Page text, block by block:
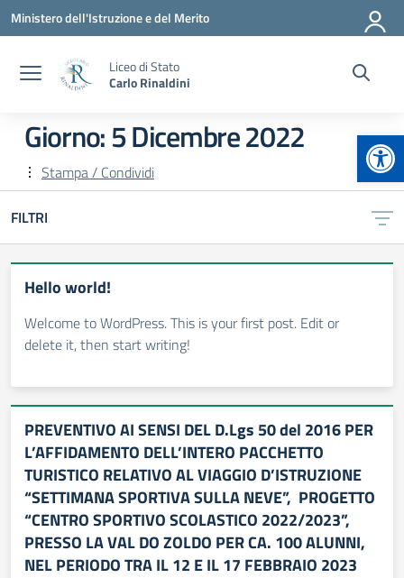
Vai ai contenuti
Vai al menu di navigazione
Vai al footer
Ministero dell'Istruzione e del Merito
Liceo di Stato
Carlo Rinaldini
Giorno:5 Dicembre 2022
Stampa / Condividi
FILTRI
Hello world!
Welcome to WordPress. This is your first post. Edit or
delete it, then start writing!
PREVENTIVO AI SENSI DEL D.Lgs 50 del 2016 PER
L’AFFIDAMENTO DELL’INTERO PACCHETTO
TURISTICO RELATIVO AL VIAGGIO D’ISTRUZIONE
“SETTIMANA SPORTIVA SULLA NEVE”, PROGETTO
“CENTRO SPORTIVO SCOLASTICO 2022/2023”,
PRESSO LA VAL DO ZOLDO PER CA. 100 ALUNNI,
NEL PERIODO TRA IL 12 E IL 17 FEBBRAIO 2023